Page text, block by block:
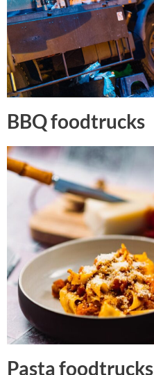
BBQ foodtrucks
Pasta foodtrucks